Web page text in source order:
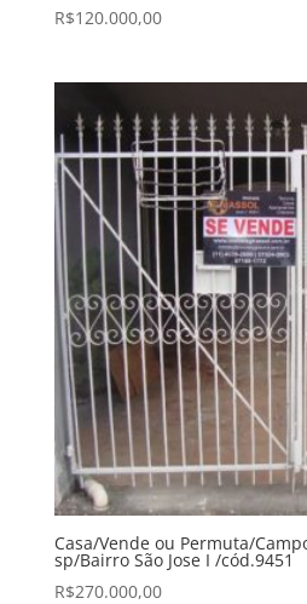
R$120.000,00
Casa/Vende ou Permuta/
sp/Bairro São Jose I /cód.9451
R$270.000,00